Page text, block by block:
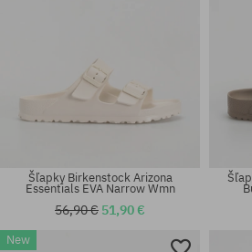
Šľapky Birkenstock Arizona
Essentials EVA Narrow Wmn
56,90 € 51,90 €
New